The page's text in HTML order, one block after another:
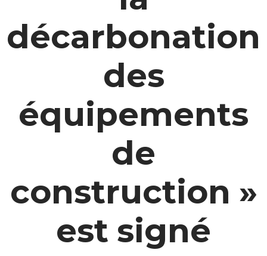
décarbonation
des
équipements
de
construction »
est signé